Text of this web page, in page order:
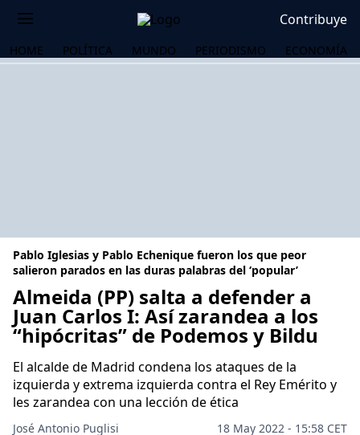
Contribuye
HOME POLÍTICA MUNDO PERIODISMO ECONOMÍA
Pablo Iglesias y Pablo Echenique fueron los que peor
salieron parados en las duras palabras del ‘popular’
Almeida (PP) salta a defender a
Juan Carlos I: Así zarandea a los
“hipócritas” de Podemos y Bildu
El alcalde de Madrid condena los ataques de la
izquierda y extrema izquierda contra el Rey Emérito y
les zarandea con una lección de ética
José Antonio Puglisi
18 May 2022 - 15:58 CET